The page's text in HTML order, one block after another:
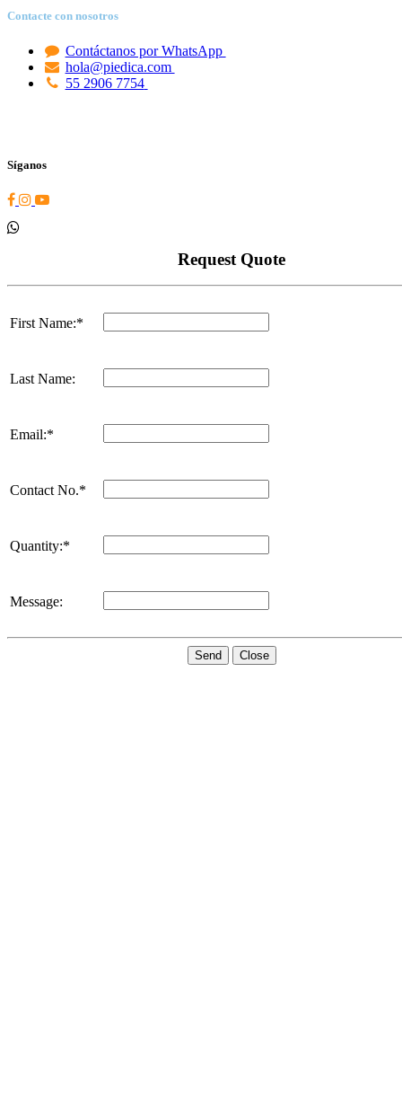
Contacte con nosotros
Contáctanos por WhatsApp
hola@piedica.com
55 2906 7754
Síganos
Request Quote
First Name:*
Last Name:
Email:*
Contact No.*
Quantity:*
Message:
Send Close